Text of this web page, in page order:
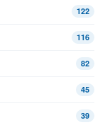
122
116
82
45
39